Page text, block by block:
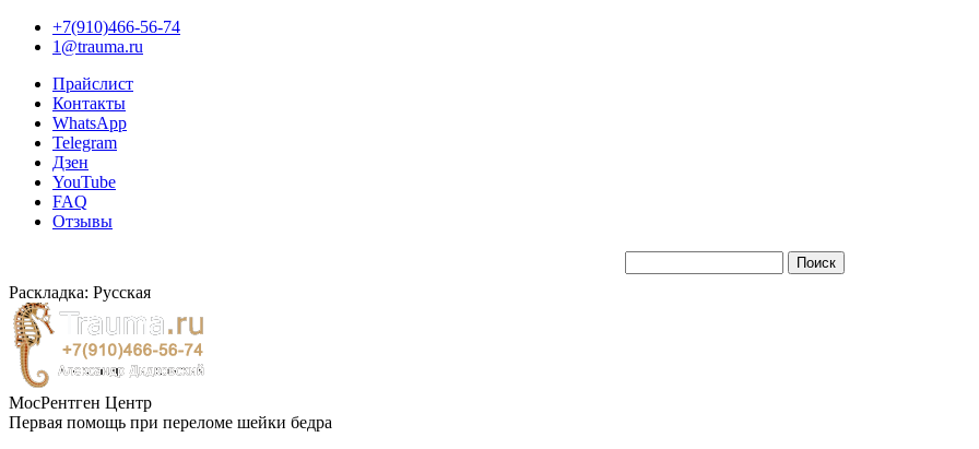
+7(910)466-56-74
1@trauma.ru
Прайслист
Контакты
WhatsApp
Telegram
Дзен
YouTube
FAQ
Отзывы
Раскладка: Русская
МосРентген Центр
Первая помощь при переломе шейки бедра